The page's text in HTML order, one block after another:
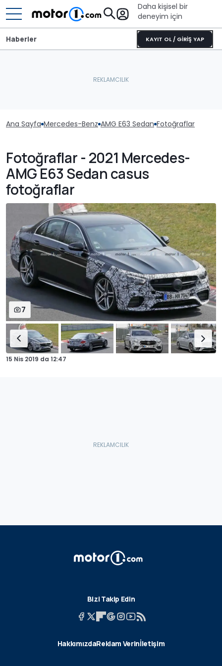
Daha kişisel bir
deneyim için
KAYIT OL / GİRİŞ YAP
Haberler
Ana Sayfa Mercedes-Benz AMG E63 Sedan Fotoğraflar
Fotoğraflar - 2021 Mercedes-
AMG E63 Sedan casus
fotoğraflar
7
15 Nis 2019 da 12:47
Bizi Takip Edin
HakkımızdaReklam Verinİletişim